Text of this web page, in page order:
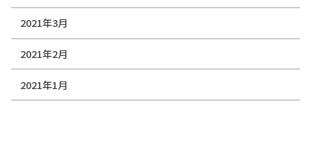
2021年3月
2021年2月
2021年1月